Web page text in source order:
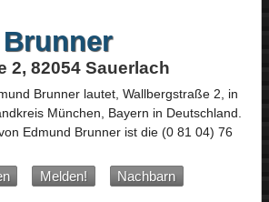
2, 82054 Sauerlach
Brunnerlautet, Wallbergstraße 2, in
München, Bayern in Deutschland.
Edmund Brunner ist die (0 81 04) 76
Melden!
Nachbarn